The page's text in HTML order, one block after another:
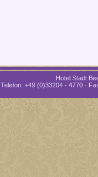
Hotel Stadt
Telefon: +49 (0)33204 - 4770 ·